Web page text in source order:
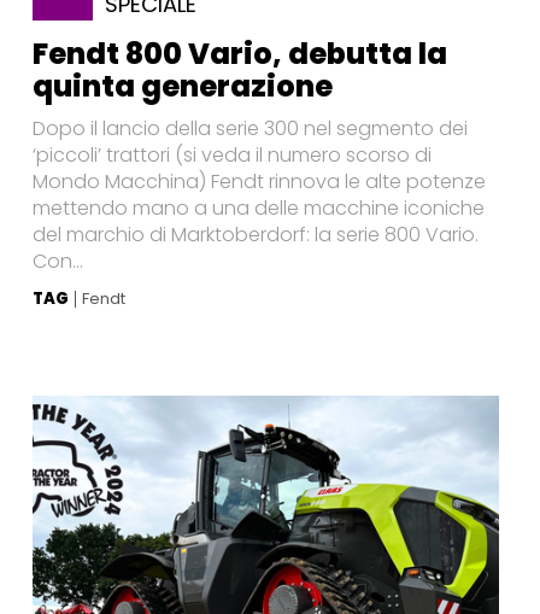
Fendt 800 Vario, debutta la
quinta generazione
Dopo il lancio della serie 300 nel segmento dei
‘piccoli’ trattori (si veda il numero scorso di
Mondo Macchina) Fendt rinnova le alte potenze
mettendo mano a una delle macchine iconiche
del marchio di Marktoberdorf: la serie 800 Vario.
Con...
TAG Fendt